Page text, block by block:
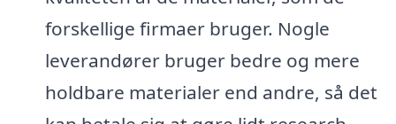
forskellige firmaer bruger. Nogle
leverandører bruger bedre og mere
holdbare materialer end andre, så det